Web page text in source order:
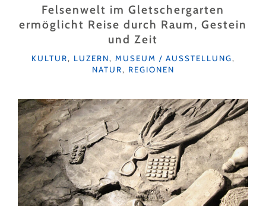
URBAN"Felsenwelt im Gletschergarten
ermöglicht Reise durch Raum, Gestein
und Zeit
KATEGORIEN
KULTUR, LUZERN, MUSEUM / AUSSTELLUNG,
NATUR, REGIONEN